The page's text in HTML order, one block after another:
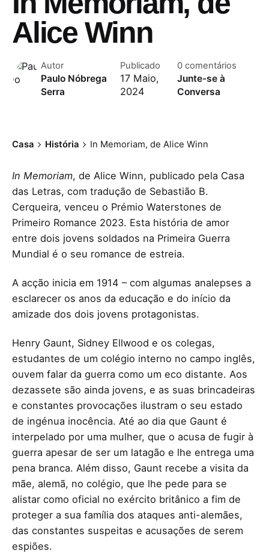
Alice Winn
Autor
Paulo Nóbrega
Serra
Publicado
17 Maio,
2024
0 comentários
Junte-se à
Conversa
Casa História In Memoriam, de Alice Winn
In Memoriam, de Alice Winn, publicado pela Casa
das Letras, com tradução de Sebastião B.
Cerqueira, venceu o Prémio Waterstones de
Primeiro Romance 2023. Esta história de amor
entre dois jovens soldados na Primeira Guerra
Mundial é o seu romance de estreia.
A acção inicia em 1914 – com algumas analepses a
esclarecer os anos da educação e do início da
amizade dos dois jovens protagonistas.
Henry Gaunt, Sidney Ellwood e os colegas,
estudantes de um colégio interno no campo inglês,
ouvem falar da guerra como um eco distante. Aos
dezassete são ainda jovens, e as suas brincadeiras
e constantes provocações ilustram o seu estado
de ingénua inocência. Até ao dia que Gaunt é
interpelado por uma mulher, que o acusa de fugir à
guerra apesar de ser um latagão e lhe entrega uma
pena branca. Além disso, Gaunt recebe a visita da
mãe, alemã, no colégio, que lhe pede para se
alistar como oficial no exército britânico a fim de
proteger a sua família dos ataques anti-alemães,
das constantes suspeitas e acusações de serem
espiões.